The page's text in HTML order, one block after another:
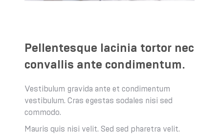
Pellentesque lacinia tortor nec
convallis ante condimentum.
Vestibulum gravida ante et condimentum
vestibulum. Cras egestas sodales nisi sed
commodo.
Mauris quis nisi velit. Sed sed pharetra velit.